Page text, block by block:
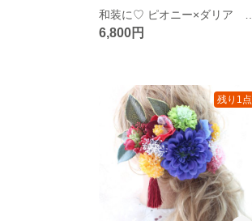
6,800円
残り1点